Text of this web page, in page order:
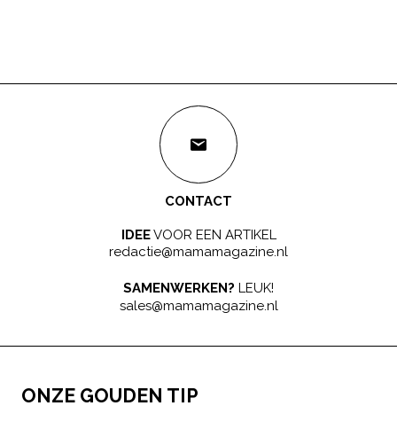
CONTACT
IDEEVOOR EEN ARTIKEL
redactie@mamamagazine.nl
SAMENWERKEN? LEUK!
sales@mamamagazine.nl
ONZE GOUDEN TIP